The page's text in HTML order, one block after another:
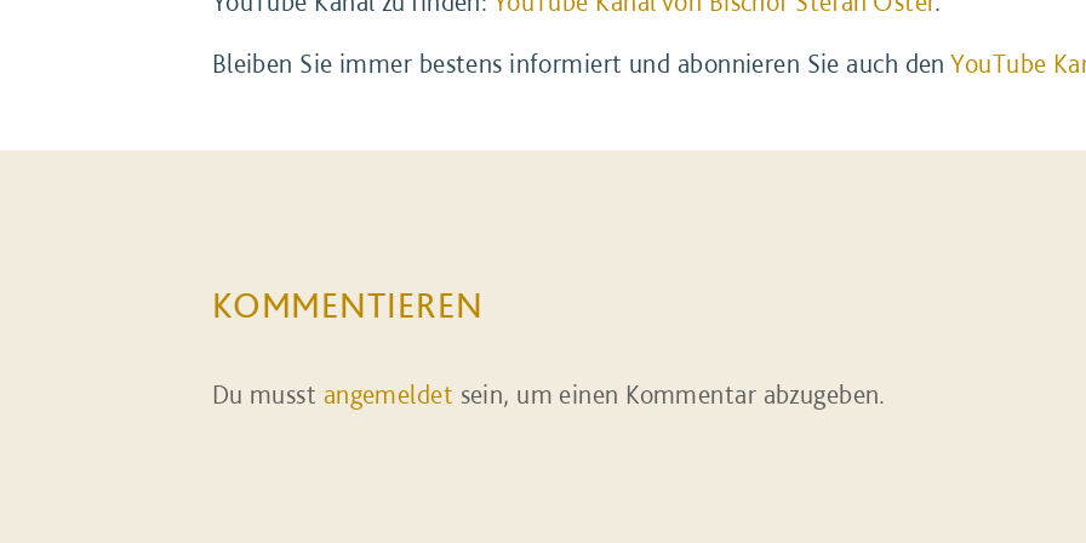
Bleiben Sie immer bestens informiert und abonnieren Sie auch denYouTube
KOMMENTIEREN
Du musst angemeldet sein, um einen Kommentar abzugeben.